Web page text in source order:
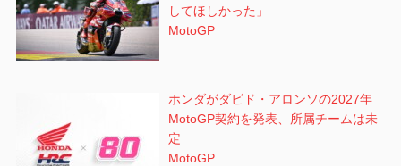
してほしかった」
MotoGP
ホンダがダビド・アロンソの2027年
MotoGP契約を発表、所属チームは未
定
MotoGP